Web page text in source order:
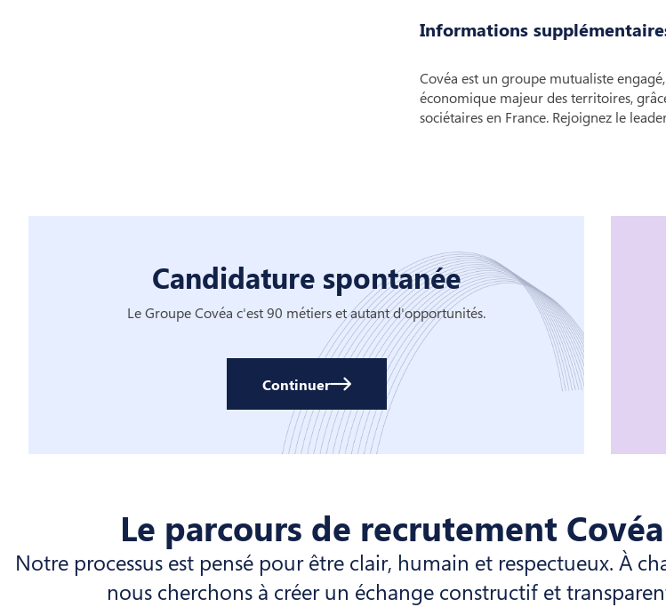
Informations
Covéa est un groupe mutualiste
économique majeur des territoires,
sociétaires en France. Rejoignez le
Candidature spontanée
Le Groupe Covéa c'est 90 métiers et autant d'opportunités.
Continuer
Le parcours de recrutement Covéa
Notre processus est pensé pour être clair, humain et respectueux. À
nous cherchons à créer un échange constructif et